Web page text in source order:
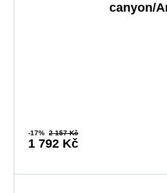
canyon/
-17% 2 157 Kč
1 792 Kč